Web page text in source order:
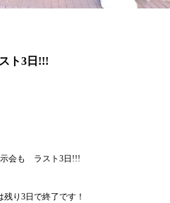
ト3日!!!
示会も ラスト3日!!!
り3日で終了です！